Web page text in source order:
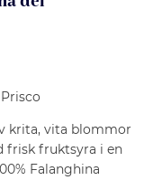
krita, vita blommor
frisk fruktsyra i en
Falanghina